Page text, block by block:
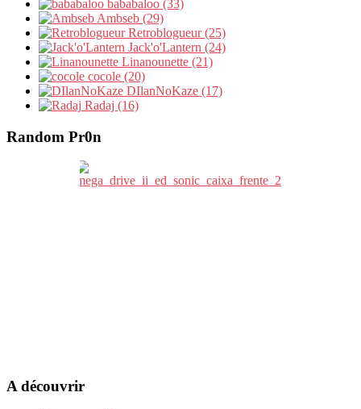
bababaloo (33)
Ambseb (29)
Retroblogueur (25)
Jack'o'Lantern (24)
Linanounette (21)
cocole (20)
DIlanNoKaze (17)
Radaj (16)
Random Pr0n
A découvrir